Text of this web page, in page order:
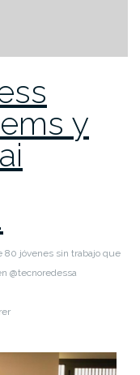
y
80 jóvenes sin trabajo que
@tecnoredessa